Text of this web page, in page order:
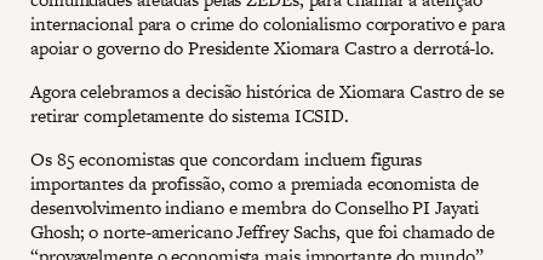
internacional para o crime do colonialismo corporativo e para
apoiar o governo do Presidente Xiomara Castro a derrotá-lo.
Agora celebramos a decisão histórica de Xiomara Castro de se
retirar completamente do sistema ICSID.
Os 85 economistas que concordam incluem figuras
importantes da profissão, como a premiada economista de
desenvolvimento indiano e membra do Conselho PI Jayati
Ghosh; o norte-americano Jeffrey Sachs, que foi chamado de